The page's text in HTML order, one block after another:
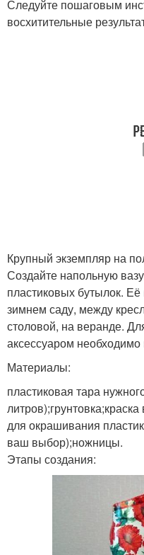
Следуйте пошаговым
восхитительные
Крупный экземпляр на
Создайте напольную
пластиковых бутылок.
зимнем саду, между
столовой, на веранде.
аксессуаром
Материалы:
пластиковая тара
для окрашивания
ваш выбор);ножницы.
Этапы создания: